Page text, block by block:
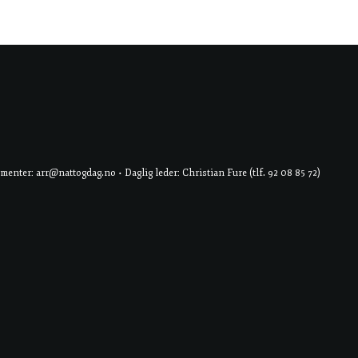
arr@nattogdag.no • Daglig leder: Christian Fure (tlf. 92 08 85 72)